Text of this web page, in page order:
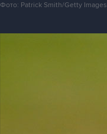
Фото: Patrick Smith/Getty Images